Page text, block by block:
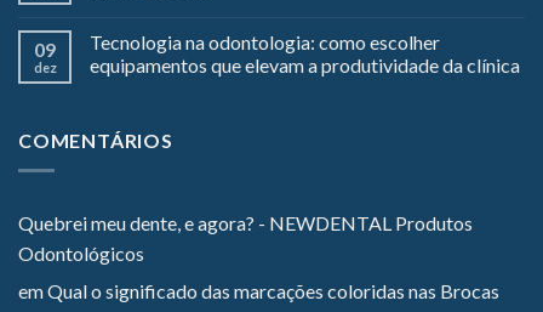
09
dez
Tecnologia na odontologia: como escolher
equipamentos que elevam a produtividade da clínica
COMENTÁRIOS
Quebrei meu dente, e agora? - NEWDENTAL Produtos
Odontológicos
emQual o significado das marcações coloridas nas Brocas